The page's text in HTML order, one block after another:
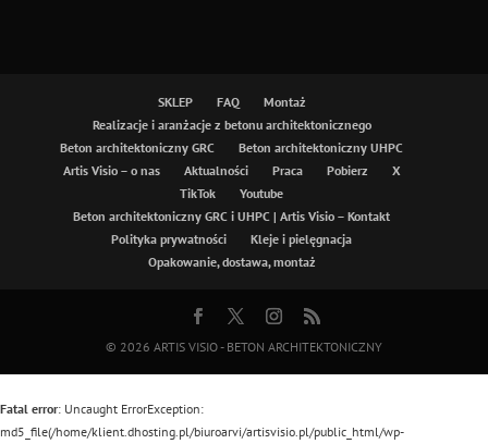
SKLEP FAQ
Montaż
Realizacje i aranżacje z betonu architektonicznego
Beton architektoniczny GRC
Beton architektoniczny UHPC
Artis Visio – o nas
Aktualności Praca Pobierz
X
TikTok
Youtube
Beton architektoniczny GRC i UHPC | Artis Visio – Kontakt
Polityka prywatności
Kleje i pielęgnacja
Opakowanie, dostawa, montaż
© 2026 ARTIS VISIO - BETON ARCHITEKTONICZNY
Fatal error: Uncaught ErrorException:
md5_file(/home/klient.dhosting.pl/biuroarvi/artisvisio.pl/public_html/wp-